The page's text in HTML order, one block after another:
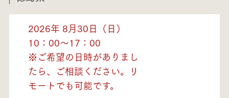
2026年 8月30日（日）
10：00～17：00
※ご希望の日時がありまし
たら、ご相談ください。リ
モートでも可能です。